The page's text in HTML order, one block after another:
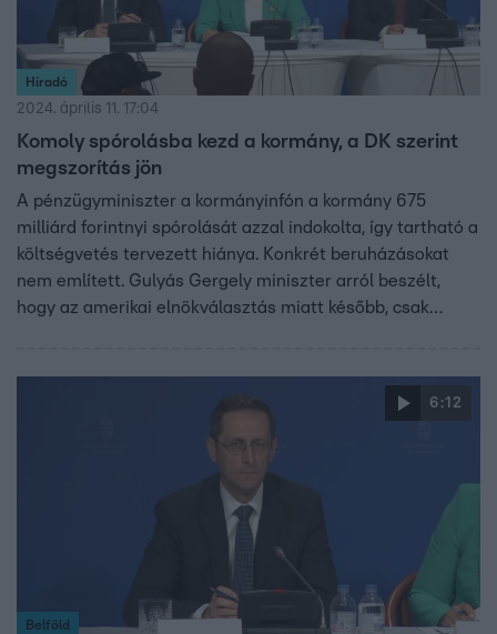
Híradó
2024. április 11. 17:04
Komoly spórolásba kezd a kormány, a DK szerint
megszorítás jön
A pénzügyminiszter a kormányinfón a kormány 675
milliárd forintnyi spórolását azzal indokolta, így tartható a
költségvetés tervezett hiánya. Konkrét beruházásokat
nem említett. Gulyás Gergely miniszter arról beszélt,
hogy az amerikai elnökválasztás miatt később, csak
az oka, hogy a megszorításokat csak a júniusi választások
6:12
Belföld